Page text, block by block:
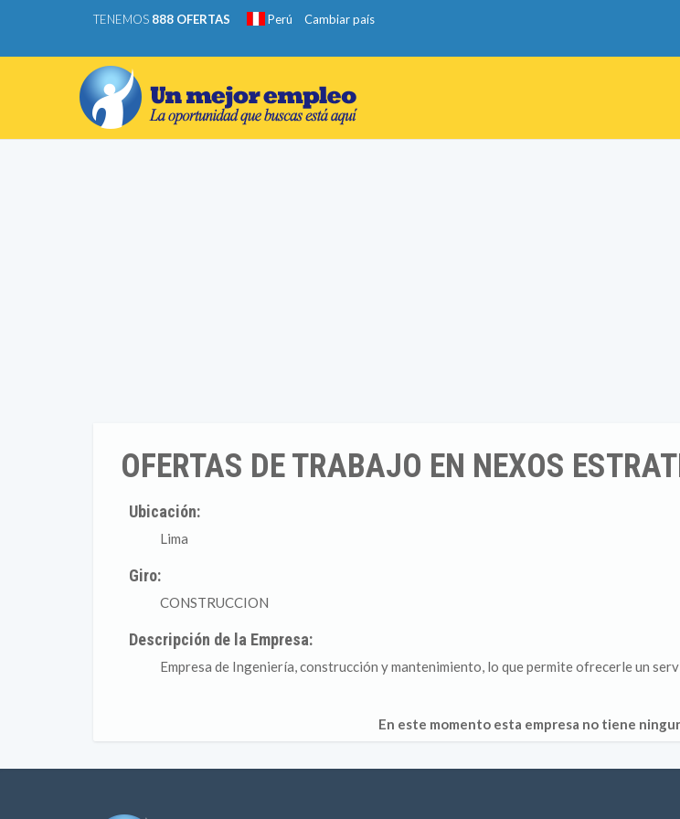
TENEMOS 888 OFERTAS Perú Cambiar país
OFERTAS DE TRABAJO EN NEXOS
Ubicación:
Lima
Giro:
CONSTRUCCION
Descripción de la Empresa:
Empresa de Ingeniería, construcción y mantenimiento, lo que permite ofrecerle un
En este momento esta empresa no tiene